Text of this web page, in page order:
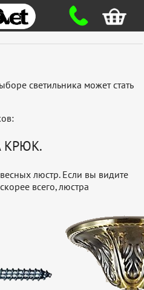
светильника может стать
КРЮК.
люстр. Если вы видите
всего, люстра